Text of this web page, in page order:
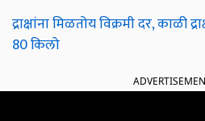
द्राक्षांना मिळतोय विक्रमी दर, काळी
80 किलो